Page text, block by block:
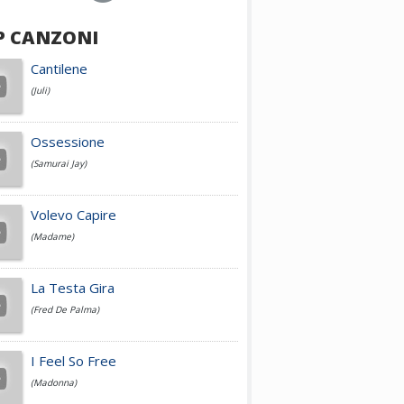
Achille Lauro
Cesare Cremonini
Jovanotti
Fedez
Simone Cristicchi
CANZONI
Cantilene
(Juli)
Ossessione
(Samurai Jay)
Volevo Capire
(Madame)
La Testa Gira
(Fred De Palma)
I Feel So Free
(Madonna)